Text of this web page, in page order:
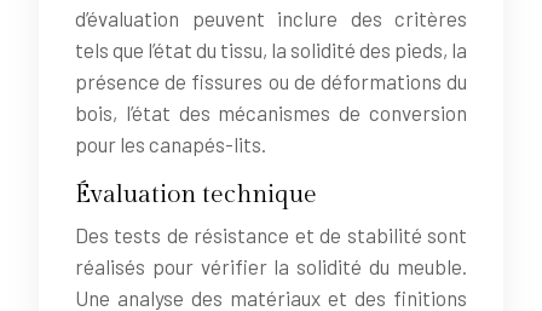
d’évaluation peuvent inclure des critères
tels que l’état du tissu, la solidité des pieds, la
présence de fissures ou de déformations du
bois, l’état des mécanismes de conversion
pour les canapés-lits.
Évaluation technique
Des tests de résistance et de stabilité sont
réalisés pour vérifier la solidité du meuble.
Une analyse des matériaux et des finitions